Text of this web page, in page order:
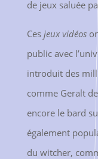
de jeux saluée
Ces jeux vidéos
public avec
introduit des
comme Geralt
encore le bard
également
du witcher,